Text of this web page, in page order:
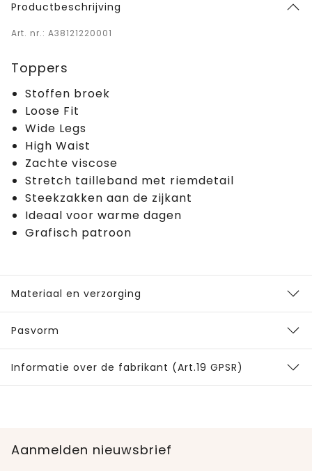
Productbeschrijving
Art. nr.: A38121220001
Toppers
Stoffen broek
Loose Fit
Wide Legs
High Waist
Zachte viscose
Stretch tailleband met riemdetail
Steekzakken aan de zijkant
Ideaal voor warme dagen
Grafisch patroon
Materiaal en verzorging
Pasvorm
Informatie over de fabrikant (Art.19 GPSR)
Aanmelden nieuwsbrief